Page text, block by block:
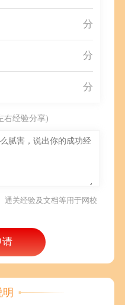
分
分
分
右经验分享)
通关经验及文档等用于网校
请